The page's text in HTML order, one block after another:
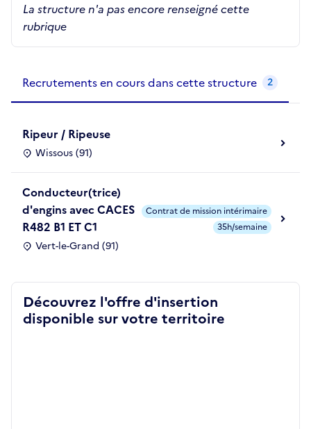
La structure n'a pas encore renseigné cette
rubrique
Recrutements en cours dans cette structure 2
Ripeur / Ripeuse
Wissous (91)
Conducteur(trice)
d'engins avec CACES
R482 B1 ET C1
Vert-le-Grand (91)
Contrat de mission intérimaire
35h/semaine
Découvrez l'offre d'insertion
disponible sur votre territoire